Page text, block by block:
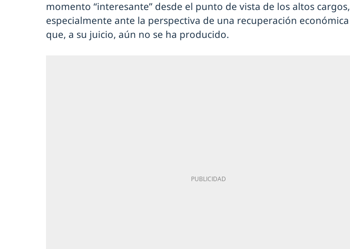
momento “interesante” desde el punto de vista de los altos cargos,
especialmente ante la perspectiva de una recuperación económica
que, a su juicio, aún no se ha producido.